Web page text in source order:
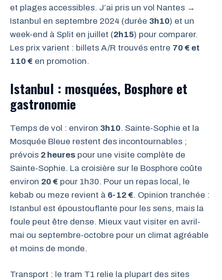
et plages accessibles. J’ai pris un vol Nantes →
Istanbul en septembre 2024 (durée 3h10) et un
week-end à Split en juillet (2h15) pour comparer.
Les prix varient : billets A/R trouvés entre 70 € et
110 € en promotion.
Istanbul : mosquées, Bosphore et
gastronomie
Temps de vol : environ 3h10. Sainte-Sophie et la
Mosquée Bleue restent des incontournables ;
prévois 2 heures pour une visite complète de
Sainte-Sophie. La croisière sur le Bosphore coûte
environ 20 € pour 1h30. Pour un repas local, le
kebab ou meze revient à 6-12 €. Opinion tranchée :
Istanbul est époustouflante pour les sens, mais la
foule peut être dense. Mieux vaut visiter en avril-
mai ou septembre-octobre pour un climat agréable
et moins de monde.
Transport : le tram T1 relie la plupart des sites